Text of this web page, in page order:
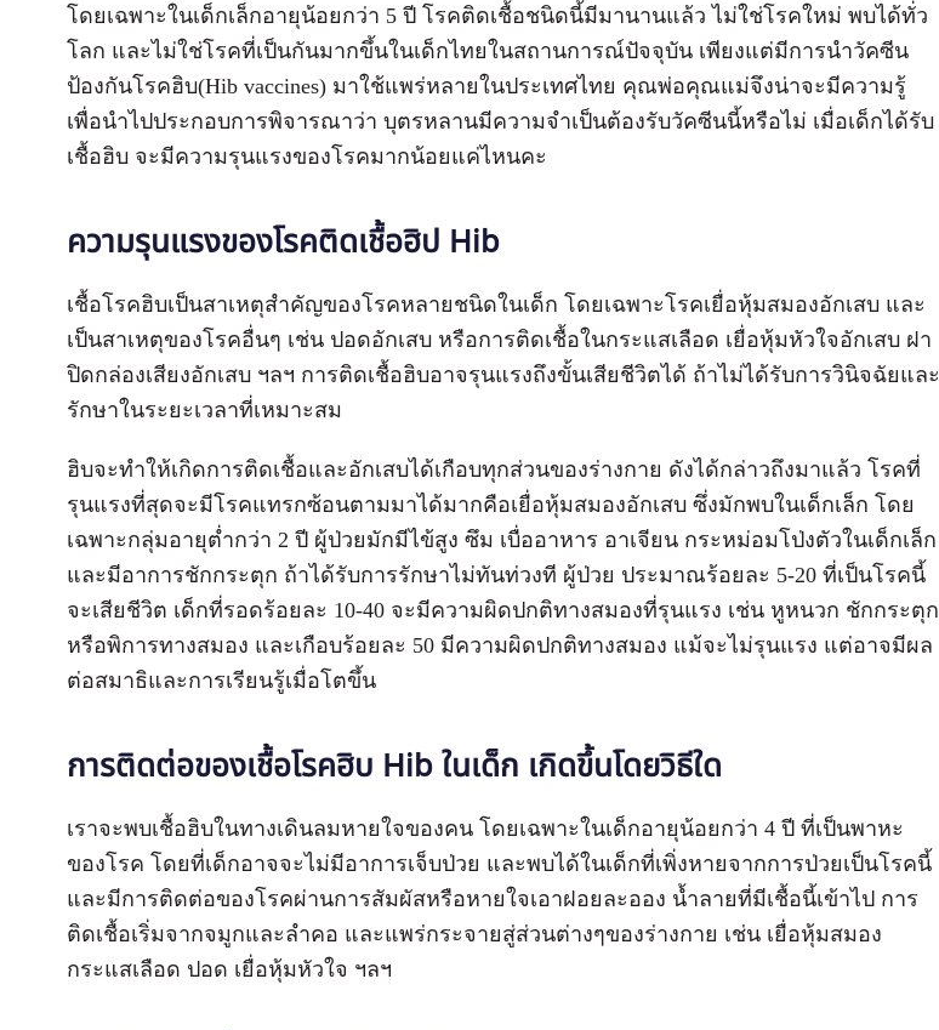
โดยเฉพาะในเด็กเล็กอายุน้อยกว่า 5 ปี โรคติดเชื้อชนิดนี้มีมานานแล้ว ไม่ใช่โรคใหม่ พบได้ทั่ว
โลก และไม่ใช่โรคที่เป็นกันมากขึ้นในเด็กไทยในสถานการณ์ปัจจุบัน เพียงแต่มีการนำวัคซีน
ป้องกันโรคฮิบ(Hib vaccines) มาใช้แพร่หลายในประเทศไทย คุณพ่อคุณแม่จึงน่าจะมีความรู้
เพื่อนำไปประกอบการพิจารณาว่า บุตรหลานมีความจำเป็นต้องรับวัคซีนนี้หรือไม่ เมื่อเด็กได้รับ
เชื้อฮิบ จะมีความรุนแรงของโรคมากน้อยแค่ไหนคะ
ความรุนแรงของโรคติดเชื้อฮิป Hib
เชื้อโรคฮิบเป็นสาเหตุสำคัญของโรคหลายชนิดในเด็ก โดยเฉพาะโรคเยื่อหุ้มสมองอักเสบ และ
เป็นสาเหตุของโรคอื่นๆ เช่น ปอดอักเสบ หรือการติดเชื้อในกระแสเลือด เยื่อหุ้มหัวใจอักเสบ ฝา
ปิดกล่องเสียงอักเสบ ฯลฯ การติดเชื้อฮิบอาจรุนแรงถึงขั้นเสียชีวิตได้ ถ้าไม่ได้รับการวินิจฉัยและ
รักษาในระยะเวลาที่เหมาะสม
ฮิบจะทำให้เกิดการติดเชื้อและอักเสบได้เกือบทุกส่วนของร่างกาย ดังได้กล่าวถึงมาแล้ว โรคที่
รุนแรงที่สุดจะมีโรคแทรกซ้อนตามมาได้มากคือเยื่อหุ้มสมองอักเสบ ซึ่งมักพบในเด็กเล็ก โดย
เฉพาะกลุ่มอายุต่ำกว่า 2 ปี ผู้ป่วยมักมีไข้สูง ซึม เบื่ออาหาร อาเจียน กระหม่อมโป่งตัวในเด็กเล็ก
และมีอาการชักกระตุก ถ้าได้รับการรักษาไม่ทันท่วงที ผู้ป่วย ประมาณร้อยละ 5-20 ที่เป็นโรคนี้
จะเสียชีวิต เด็กที่รอดร้อยละ 10-40 จะมีความผิดปกติทางสมองที่รุนแรง เช่น หูหนวก ชักกระตุก
หรือพิการทางสมอง และเกือบร้อยละ 50 มีความผิดปกติทางสมอง แม้จะไม่รุนแรง แต่อาจมีผล
ต่อสมาธิและการเรียนรู้เมื่อโตขึ้น
การติดต่อของเชื้อโรคฮิบ Hib ในเด็ก เกิดขึ้นโดยวิธีใด
เราจะพบเชื้อฮิบในทางเดินลมหายใจของคน โดยเฉพาะในเด็กอายุน้อยกว่า 4 ปี ที่เป็นพาหะ
ของโรค โดยที่เด็กอาจจะไม่มีอาการเจ็บป่วย และพบได้ในเด็กที่เพิ่งหายจากการป่วยเป็นโรคนี้
และมีการติดต่อของโรคผ่านการสัมผัสหรือหายใจเอาฝอยละออง น้ำลายที่มีเชื้อนี้เข้าไป การ
ติดเชื้อเริ่มจากจมูกและลำคอ และแพร่กระจายสู่ส่วนต่างๆของร่างกาย เช่น เยื่อหุ้มสมอง
กระแสเลือด ปอด เยื่อหุ้มหัวใจ ฯลฯ